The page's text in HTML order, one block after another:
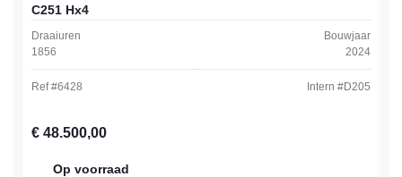
C251 Hx4
Draaiuren
1856
Bouwjaar
2024
Ref #6428 Intern #D205
Normale prijs:
€ 48.500,00
Op voorraad